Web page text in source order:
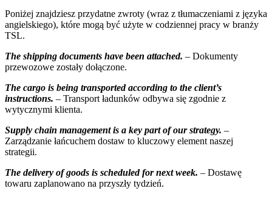
Poniżej znajdziesz przydatne zwroty (wraz z tłumaczeniami z języka
angielskiego), które mogą być użyte w codziennej pracy w branży
TSL.
The shipping documents have been attached. – Dokumenty
przewozowe zostały dołączone.
The cargo is being transported according to the client’s
instructions. – Transport ładunków odbywa się zgodnie z
wytycznymi klienta.
Supply chain management is a key part of our strategy. –
Zarządzanie łańcuchem dostaw to kluczowy element naszej
strategii.
The delivery of goods is scheduled for next week. – Dostawę
towaru zaplanowano na przyszły tydzień.